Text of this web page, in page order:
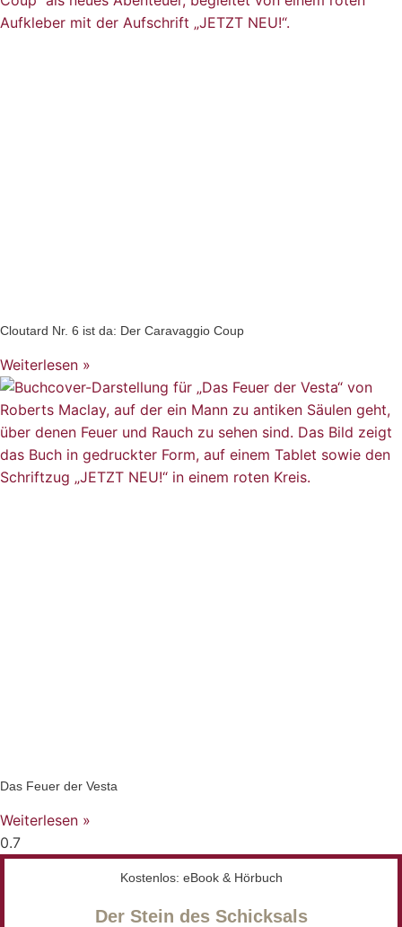
Cloutard Nr. 6 ist da: Der Caravaggio Coup
Weiterlesen »
Das Feuer der Vesta
Weiterlesen »
Kostenlos: eBook & Hörbuch
Der Stein des Schicksals